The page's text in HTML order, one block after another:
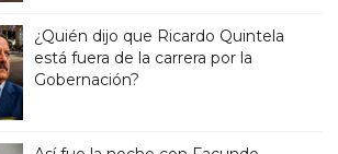
¿Quién dijo que Ricardo Quintela
está fuera de la carrera por la
Gobernación?